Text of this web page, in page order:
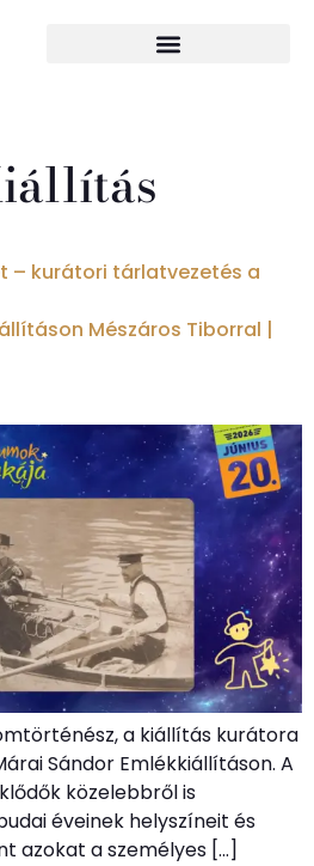
– kurátori tárlatvezetés a
Mészáros Tiborral |
a kiállítás kurátora
Sándor Emlékkiállításon. A
közelebbről is
éveinek helyszíneit és
azokat a személyes […]